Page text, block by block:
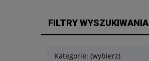
FILTRY WYSZUKIWANIA
Kategorie: (wybierz)